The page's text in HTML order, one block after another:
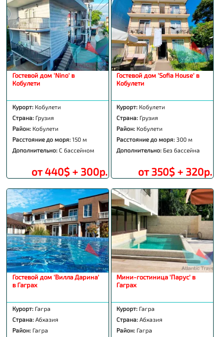
Гостевой дом 'Nino' в
Кобулети
Курорт: Кобулети
Страна: Грузия
Район: Кобулети
Расстояние до моря: 150 м
Дополнительно: С бассейном
от 440$ + 300р.
Гостевой дом 'Sofia House' в
Кобулети
Курорт: Кобулети
Страна: Грузия
Район: Кобулети
Расстояние до моря: 300 м
Дополнительно: Без бассейна
от 350$ + 320р.
Гостевой дом 'Вилла Дарина'
в Гаграх
Курорт: Гагра
Страна: Абхазия
Район: Гагра
Мини-гостиница 'Парус' в
Гаграх
Курорт: Гагра
Страна:Абхазия
Район: Гагра